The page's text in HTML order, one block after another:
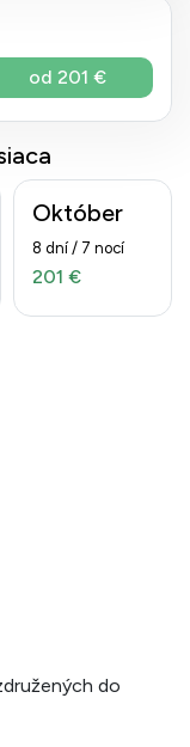
do
od 201 €
Október
8 dní / 7 nocí
201 €